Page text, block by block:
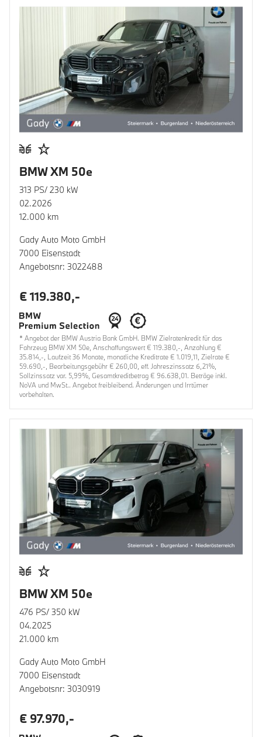
BMW XM 50e
313 PS/ 230 kW
02.2026
12.000 km
Gady Auto Moto GmbH
7000 Eisenstadt
Angebotsnr: 3022488
€ 119.380,-
* Angebot der BMW Austria Bank GmbH. BMW Zielratenkredit für das
Fahrzeug BMW XM 50e, Anschaffungswert € 119.380,-, Anzahlung €
35.814,-, Laufzeit 36 Monate, monatliche Kreditrate € 1.019,11, Zielrate €
59.690,-, Bearbeitungsgebühr € 260,00, eff. Jahreszinssatz 6,21%,
Sollzinssatz var. 5,99%, Gesamtkreditbetrag € 96.638,01. Beträge inkl.
NoVA und MwSt.. Angebot freibleibend. Änderungen und Irrtümer
vorbehalten.
BMW XM 50e
476 PS/ 350 kW
04.2025
21.000 km
Gady Auto Moto GmbH
7000 Eisenstadt
Angebotsnr: 3030919
€ 97.970,-